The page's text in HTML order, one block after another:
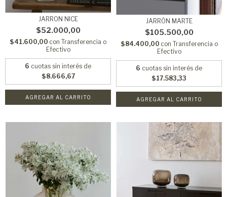
JARRON NICE
$52.000,00
$41.600,00 con Transferencia o
Efectivo
6 cuotas sin interés de
$8.666,67
AGREGAR AL CARRITO
JARRÓN MARTE
$105.500,00
$84.400,00 con Transferencia o
Efectivo
6 cuotas sin interés de
$17.583,33